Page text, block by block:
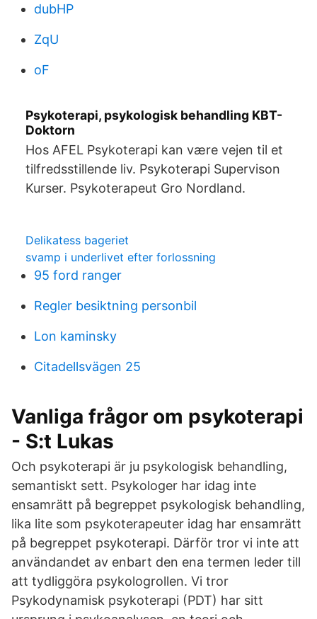
dubHP
ZqU
oF
Psykoterapi, psykologisk behandling KBT-
Doktorn
​Hos AFEL Psykoterapi kan være vejen til et
tilfredsstillende liv​. Psykoterapi Supervison
Kurser. Psykoterapeut Gro Nordland.
Delikatess bageriet
svamp i underlivet efter forlossning
95 ford ranger
Regler besiktning personbil
Lon kaminsky
Citadellsvägen 25
Vanliga frågor om psykoterapi
- S:t Lukas
Och psykoterapi är ju psykologisk behandling,
semantiskt sett. Psykologer har idag inte
ensamrätt på begreppet psykologisk behandling,
lika lite som psykoterapeuter idag har ensamrätt
på begreppet psykoterapi. Därför tror vi inte att
användandet av enbart den ena termen leder till
att tydliggöra psykologrollen. Vi tror
Psykodynamisk psykoterapi (PDT) har sitt